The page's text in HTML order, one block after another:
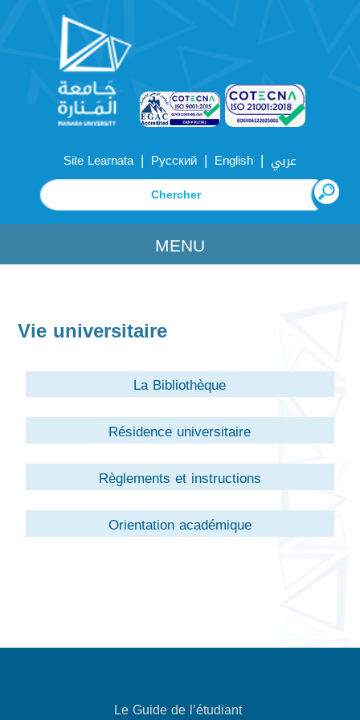
Site Learnata | Русский | English | عربي
MENU
Vie universitaire
La Bibliothèque
Résidence universitaire
Règlements et instructions
Orientation académique
Le Guide de l’étudiant